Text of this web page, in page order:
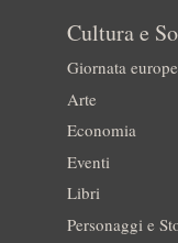
Cultura e
Giornata
Arte
Economia
Eventi
Libri
Personaggi e